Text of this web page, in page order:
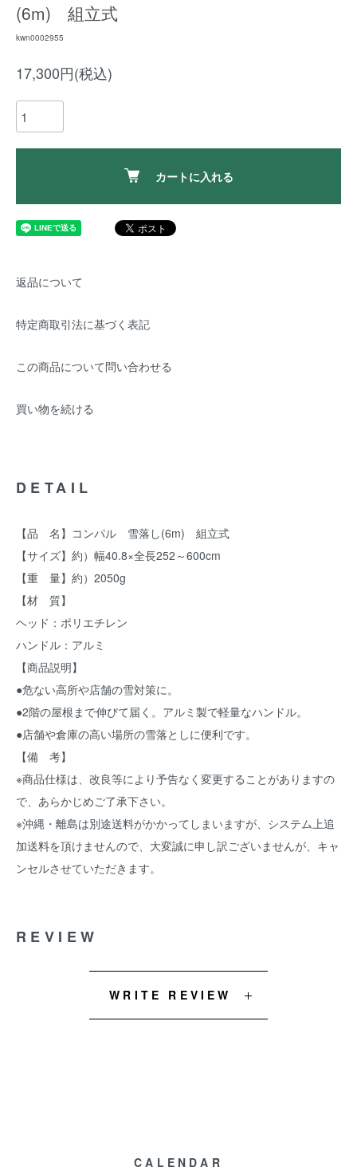
(6m) 組立式
kwn0002955
17,300円(税込)
カートに入れる
返品について
特定商取引法に基づく表記
この商品について問い合わせる
買い物を続ける
DETAIL
【品 名】コンパル 雪落し(6m) 組立式
【サイズ】約）幅40.8×全長252～600cm
【重 量】約）2050g
【材 質】
ヘッド：ポリエチレン
ハンドル：アルミ
【商品説明】
●危ない高所や店舗の雪対策に。
●2階の屋根まで伸びて届く。アルミ製で軽量なハンドル。
●店舗や倉庫の高い場所の雪落としに便利です。
【備 考】
※商品仕様は、改良等により予告なく変更することがありますの
で、あらかじめご了承下さい。
※沖縄・離島は別途送料がかかってしまいますが、システム上追
加送料を頂けませんので、大変誠に申し訳ございませんが、キャ
ンセルさせていただきます。
REVIEW
WRITE REVIEW
CALENDAR